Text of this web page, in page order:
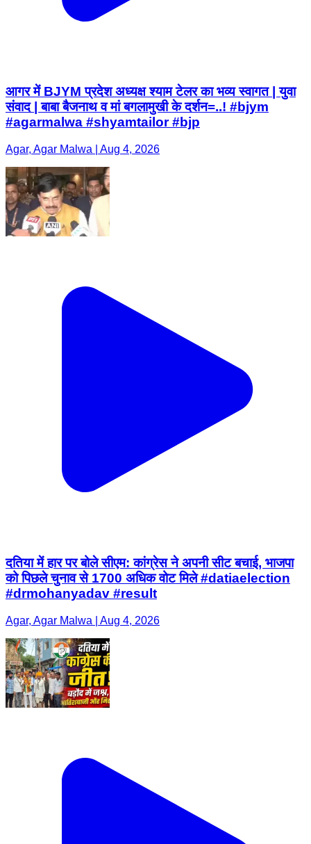
आगर में BJYM प्रदेश अध्यक्ष श्याम टेलर का भव्य स्वागत | युवा
संवाद | बाबा बैजनाथ व मां बगलामुखी के दर्शन=..! #bjym
#agarmalwa #shyamtailor #bjp
Agar, Agar Malwa | Aug 4, 2026
दतिया में हार पर बोले सीएम: कांग्रेस ने अपनी सीट बचाई, भाजपा
को पिछले चुनाव से 1700 अधिक वोट मिले #datiaelection
#drmohanyadav #result
Agar, Agar Malwa | Aug 4, 2026